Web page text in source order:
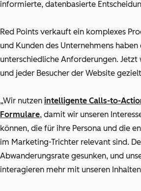
informierte, datenbasierte
Red Points verkauft ein komplexes
und Kunden des Unternehmens
unterschiedliche Anforderungen. Jetzt
und jeder Besucher der Website
„Wir nutzen intelligente Calls-to-
Formulare, damit wir unseren
können, die für ihre Persona und die
im Marketing-Trichter relevant sind.
Abwanderungsrate gesunken, und
interagieren mehr mit unseren